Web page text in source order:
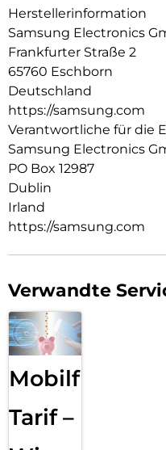
TPU-Material, das dein
und Kratzern schützen
Smartphones zeigt.
Schutz deines Smartphones.
Ein bisschen Spaß muss sein:
Befestige eine
Covers ziehst. So kannst
persönlichen Stil verleihen
Herstellerinformation
Samsung Electronics
Frankfurter Straße 2
65760 Eschborn
Deutschland
https://samsung.com
Verantwortliche für die
Samsung Electronics
PO Box 12987
Dublin
Irland
https://samsung.com
Verwandte
Mobilfunk
Tarif –